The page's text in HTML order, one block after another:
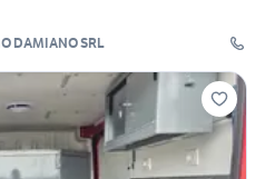
DAMIANO SRL